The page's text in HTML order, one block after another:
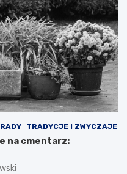
TRADYCJE I ZWYCZAJE
na cmentarz: